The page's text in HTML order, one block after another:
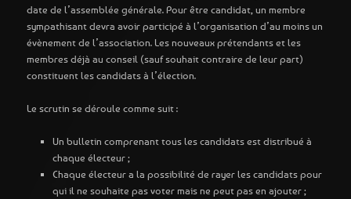
date de l’assemblée générale. Pour être candidat, un membre
sympathisant devra avoir participé à l’organisation d’au moins un
évènement de l’association. Les nouveaux prétendants et les
membres déjà au conseil (sauf souhait contraire de leur part)
constituent les candidats à l’élection.
Le scrutin se déroule comme suit :
Un bulletin comprenant tous les candidats est distribué à
chaque électeur ;
Chaque électeur a la possibilité de rayer les candidats pour
qui il ne souhaite pas voter mais ne peut pas en ajouter ;